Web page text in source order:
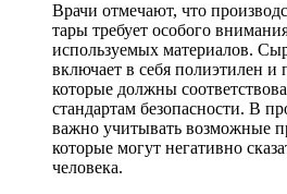
Врачи отмечают, что
тары требует особого
используемых материалов.
включает в себя полиэтилен и
которые должны
стандартам безопасности. В
важно учитывать возможные
которые могут негативно
человека.